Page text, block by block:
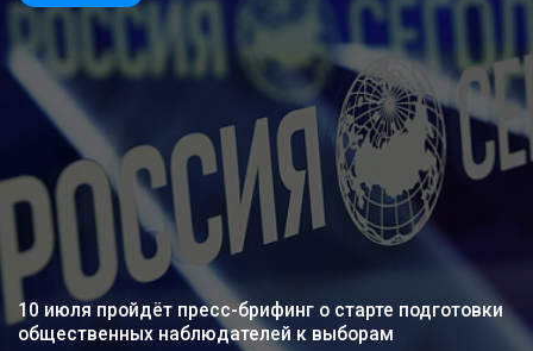
10 июля пройдёт пресс-брифинг о старте подготовки
общественных наблюдателей к выборам